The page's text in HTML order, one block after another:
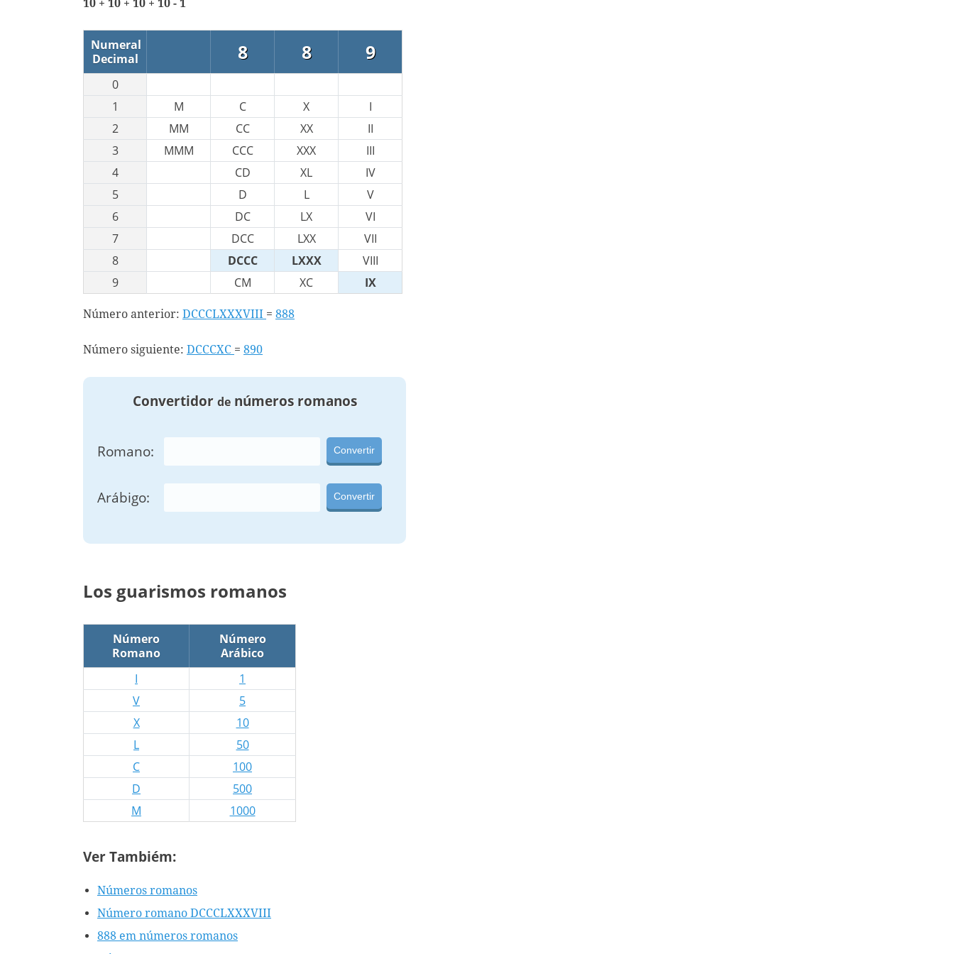
10 + 10 + 10 + 10 - 1
Numeral
Decimal
8 8 9
0
1
M C X
I
2
MM CC XX
II
3
MMM CCC XXX
III
4
CD XL
IV
5
D L
V
6
DC LX
VI
7
DCC LXX
VII
8
DCCC LXXX
VIII
9
CM XC IX
Número anterior: DCCCLXXXVIII = 888
Número siguiente: DCCCXC = 890
Convertidor denúmeros romanos
Romano: Convertir
Arábigo: Convertir
Los guarismos romanos
Número
Romano
Número
Arábico
I
1
V
5
X
10
L
50
C
100
D
500
M
1000
Ver Tambiém:
Números romanos
Número romano DCCCLXXXVIII
888 em números romanos